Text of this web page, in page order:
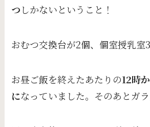
つしかないということ！
おむつ交換台が2個、個室授乳室3
お昼ご飯を終えたあたりの12時
になっていました。そのあとガラ